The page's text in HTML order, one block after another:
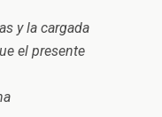
y la cargada
el presente